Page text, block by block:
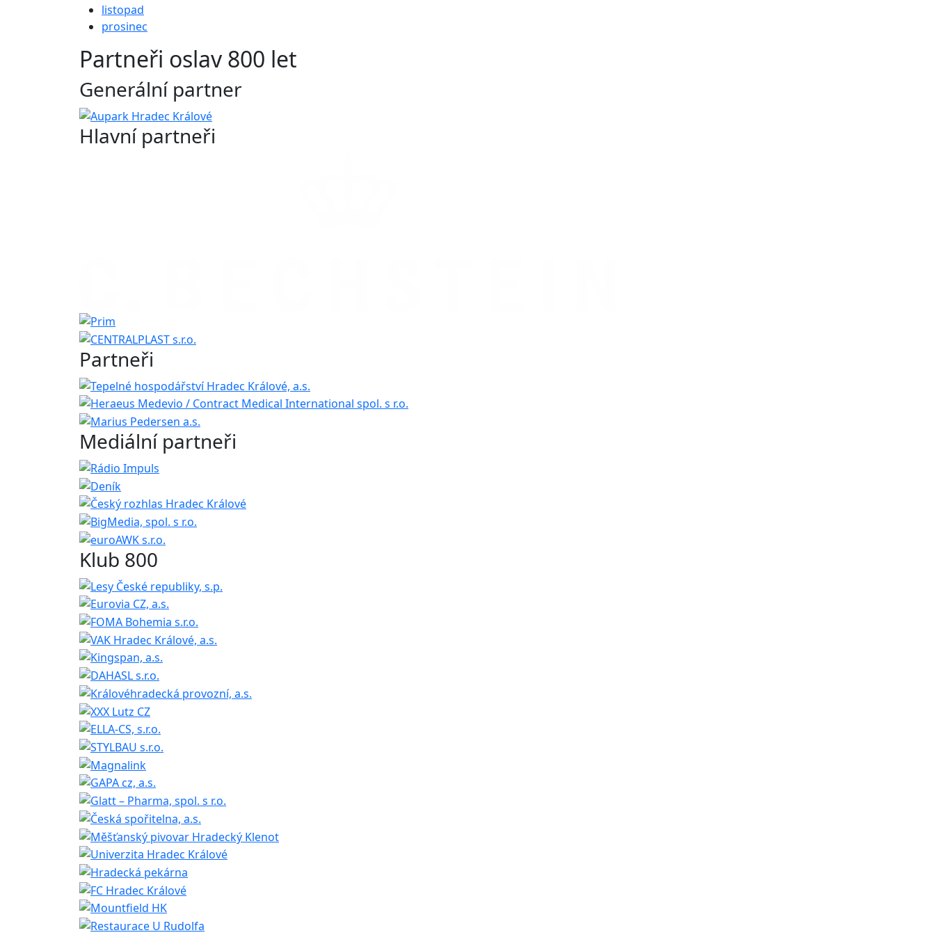
listopad
prosinec
Partneři oslav 800 let
Generální partner
Hlavní partneři
Partneři
Mediální partneři
Klub 800